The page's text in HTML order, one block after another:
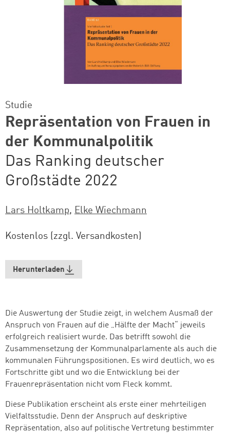
Studie
Repräsentation von Frauen in
der Kommunalpolitik
Das Ranking deutscher
Großstädte 2022
Lars Holtkamp, Elke Wiechmann
Kostenlos (zzgl. Versandkosten)
Herunterladen
Die Auswertung der Studie zeigt, in welchem Ausmaß der
Anspruch von Frauen auf die „Hälfte der Macht“ jeweils
erfolgreich realisiert wurde. Das betrifft sowohl die
Zusammensetzung der Kommunalparlamente als auch die
kommunalen Führungspositionen. Es wird deutlich, wo es
Fortschritte gibt und wo die Entwicklung bei der
Frauenrepräsentation nicht vom Fleck kommt.
Diese Publikation erscheint als erste einer mehrteiligen
Vielfaltsstudie. Denn der Anspruch auf deskriptive
Repräsentation, also auf politische Vertretung bestimmter